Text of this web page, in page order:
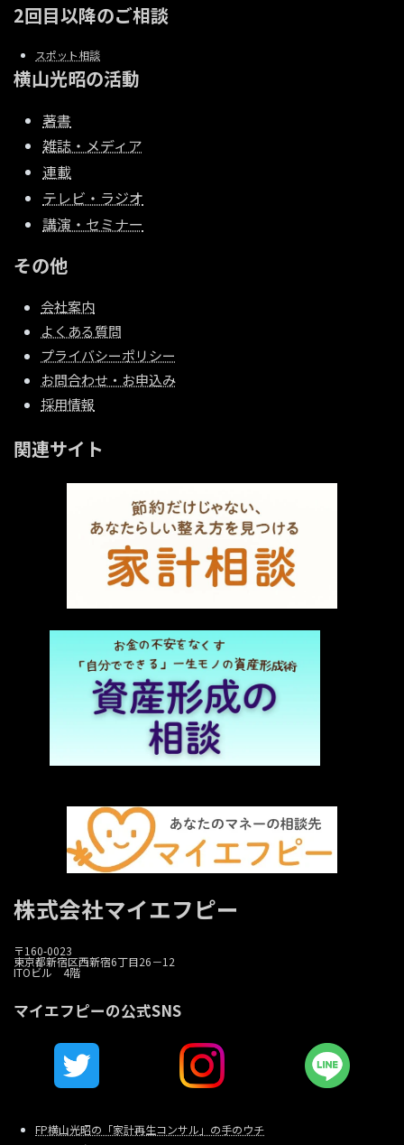
2回目以降のご相談
スポット相談
横山光昭の活動
著書
雑誌・メディア
連載
テレビ・ラジオ
講演・セミナー
その他
会社案内
よくある質問
プライバシーポリシー
お問合わせ・お申込み
採用情報
関連サイト
株式会社マイエフピー
〒160-0023
東京都新宿区西新宿6丁目26－12
ITOビル 4階
マイエフピーの公式SNS
FP横山光昭の「家計再生コンサル」の手のウチ